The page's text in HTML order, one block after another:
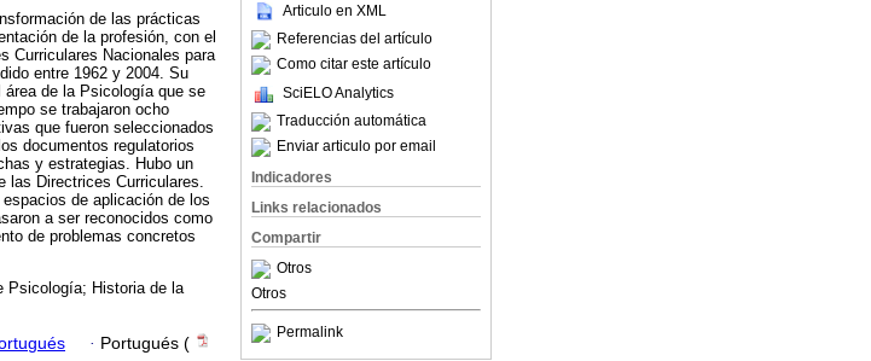
Articulo en XML
Referencias del artículo
Como citar este artículo
SciELO Analytics
Traducción automática
Enviar articulo por email
Indicadores
Links relacionados
Compartir
Otros
Otros
Permalink
de las prácticas
de la profesión, con el
Curriculares Nacionales para
entre 1962 y 2004. Su
de la Psicología que se
se trabajaron ocho
que fueron seleccionados
documentos regulatorios
y estrategias. Hubo un
las Directrices Curriculares.
de aplicación de los
a ser reconocidos como
de problemas concretos
Psicología; Historia de la
· Portugués (